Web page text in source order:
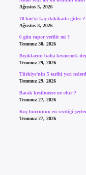
Ağustos 3, 2026
70 km’yi kaç dakikada gider ?
Ağustos 3, 2026
6 gün rapor verilir mi ?
Temmuz 30, 2026
Bıyıklarını balta kesmemek
Temmuz 29, 2026
Türkiye’nin 5 tarihi yeri
Temmuz 29, 2026
Bacak kesilmezse ne olur ?
Temmuz 27, 2026
Koç burcunun en sevdiği
Temmuz 27, 2026